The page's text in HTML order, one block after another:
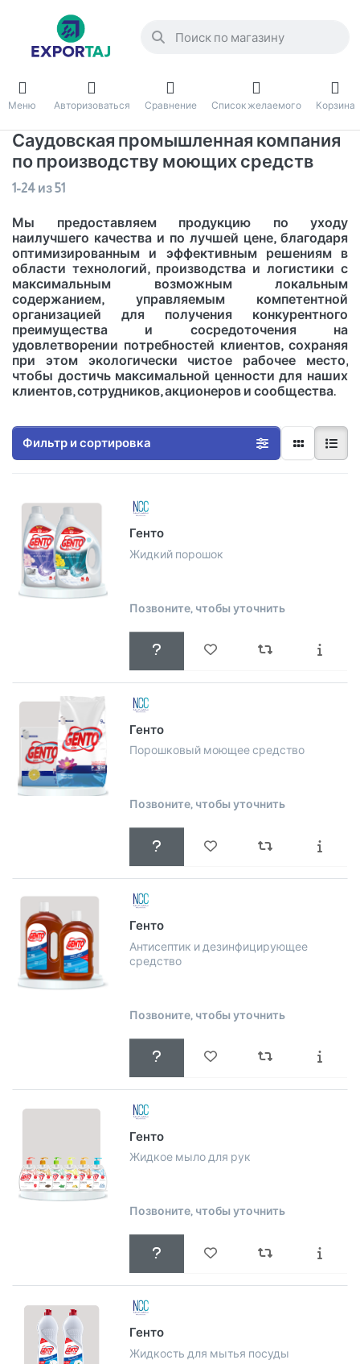
Меню Авторизоваться Сравнение Список желаемого Корзина
Саудовская промышленная компания
по производству моющих средств
1-24 из51
Мы предоставляем продукцию по уходу
наилучшего качества и по лучшей цене, благодаря
оптимизированным и эффективным решениям в
области технологий, производства и логистики с
максимальным возможным локальным
содержанием, управляемым компетентной
организацией для получения конкурентного
преимущества и сосредоточения на
удовлетворении потребностей клиентов, сохраняя
при этом экологически чистое рабочее место,
чтобы достичь максимальной ценности для наших
клиентов, сотрудников, акционеров и сообщества.
Фильтр и сортировка
Генто
Жидкий порошок
Позвоните, чтобы уточнить
Генто
Порошковый моющее средство
Позвоните, чтобы уточнить
Генто
Антисептик и дезинфицирующее
средство
Позвоните, чтобы уточнить
Генто
Жидкое мыло для рук
Позвоните, чтобы уточнить
Генто
Жидкость для мытья посуды